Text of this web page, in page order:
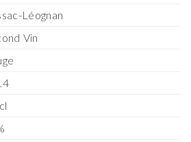
Léognan
Vin